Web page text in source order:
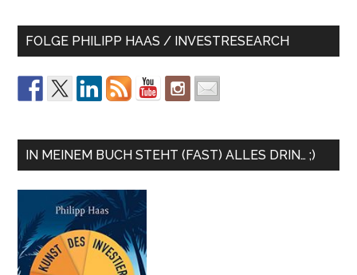
FOLGE PHILIPP HAAS / INVESTRESEARCH
IN MEINEM BUCH STEHT (FAST) ALLES DRIN… ;)